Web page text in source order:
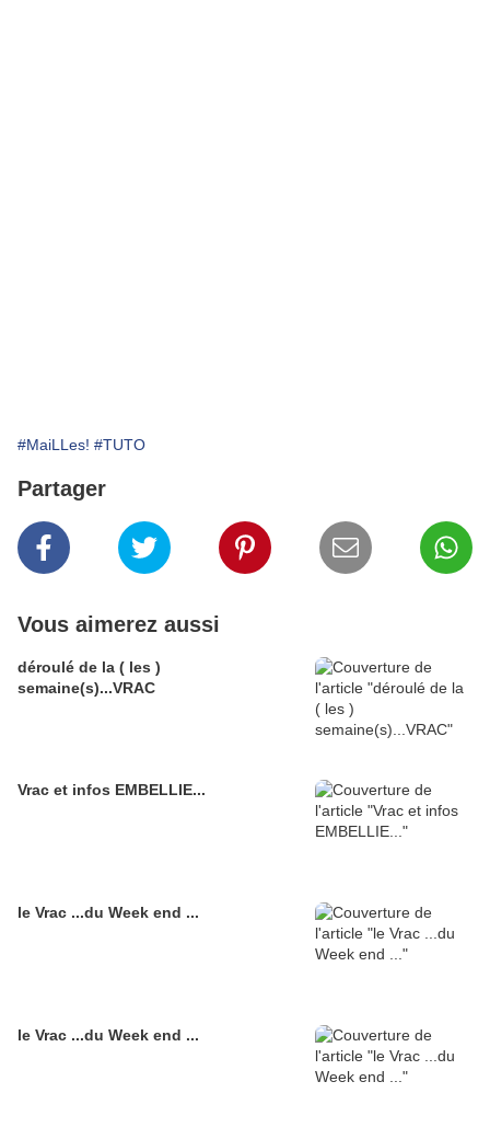
#MaiLLes! #TUTO
Partager
Vous aimerez aussi
déroulé de la ( les )
semaine(s)...VRAC
Vrac et infos EMBELLIE...
le Vrac ...du Week end ...
le Vrac ...du Week end ...